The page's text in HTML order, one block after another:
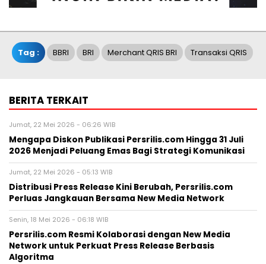
Tag : BBRI BRI Merchant QRIS BRI Transaksi QRIS
BERITA TERKAIT
Jumat, 22 Mei 2026 - 06:26 WIB
Mengapa Diskon Publikasi Persrilis.com Hingga 31 Juli
2026 Menjadi Peluang Emas Bagi Strategi Komunikasi
Jumat, 22 Mei 2026 - 05:13 WIB
Distribusi Press Release Kini Berubah, Persrilis.com
Perluas Jangkauan Bersama New Media Network
Senin, 18 Mei 2026 - 06:18 WIB
Persrilis.com Resmi Kolaborasi dengan New Media
Network untuk Perkuat Press Release Berbasis
Algoritma